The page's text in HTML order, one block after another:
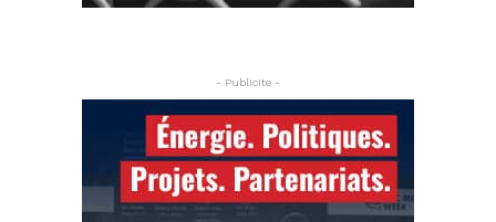
- Publicite -